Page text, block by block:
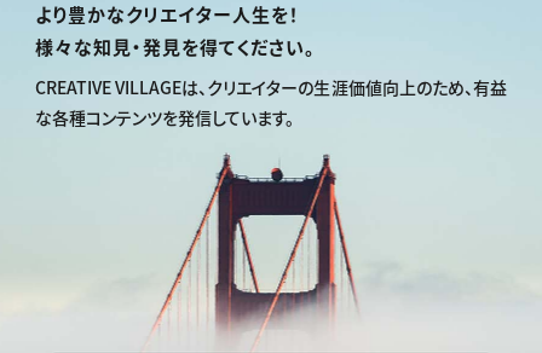
より豊かなクリエイター人生を！
様々な知見・発見を得てください。
CREATIVE VILLAGEは、 クリエイターの生涯価値向上のため、有益
な各種コンテンツを発信しています。